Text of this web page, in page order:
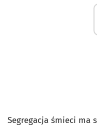
Segregacja śmieci ma